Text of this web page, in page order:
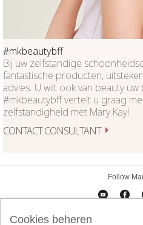
#mkbeautybff
Bij uw zelfstandige
fantastische producten,
advies. U wilt ook van beauty uw
#mkbeautybff vertelt u graag
zelfstandigheid met Mary Kay!
CONTACT CONSULTANT
Follow
Cookies beheren